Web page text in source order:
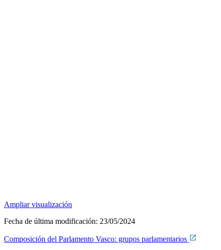
Ampliar visualización
Fecha de última modificación: 23/05/2024
Composición del Parlamento Vasco: grupos parlamentarios